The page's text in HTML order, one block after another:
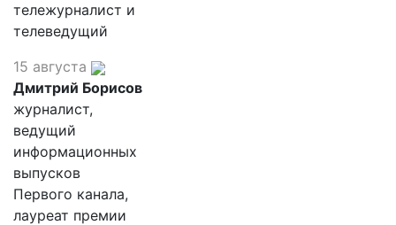
тележурналист и
телеведущий
15 августа
Дмитрий Борисов
журналист,
ведущий
информационных
выпусков
Первого канала,
лауреат премии